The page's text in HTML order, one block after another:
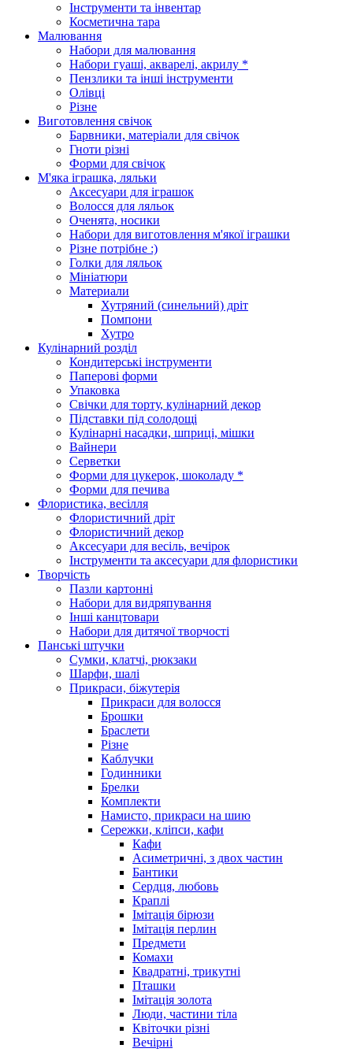
Інструменти та інвентар
Косметична тара
Малювання
Набори для малювання
Набори гуаші, акварелі, акрилу *
Пензлики та інші інструменти
Олівці
Різне
Виготовлення свічок
Барвники, матеріали для свічок
Гноти різні
Форми для свічок
М'яка іграшка, ляльки
Аксесуари для іграшок
Волосся для ляльок
Оченята, носики
Набори для виготовлення м'якої іграшки
Різне потрібне :)
Голки для ляльок
Мініатюри
Материали
Хутряний (синельний) дріт
Помпони
Хутро
Кулінарний розділ
Кондитерські інструменти
Паперові форми
Упаковка
Свічки для торту, кулінарний декор
Підставки під солодощі
Кулінарні насадки, шприці, мішки
Вайнери
Серветки
Форми для цукерок, шоколаду *
Форми для печива
Флористика, весілля
Флористичний дріт
Флористичний декор
Аксесуари для весіль, вечірок
Інструменти та аксесуари для флористики
Творчість
Пазли картонні
Набори для видряпування
Інші канцтовари
Набори для дитячої творчості
Панські штучки
Сумки, клатчі, рюкзаки
Шарфи, шалі
Прикраси, біжутерія
Прикраси для волосся
Брошки
Браслети
Різне
Каблучки
Годинники
Брелки
Комплекти
Намисто, прикраси на шию
Сережки, кліпси, кафи
Кафи
Асиметричні, з двох частин
Бантики
Сердця, любовь
Краплі
Імітація бірюзи
Імітація перлин
Предмети
Комахи
Квадратні, трикутні
Пташки
Імітація золота
Люди, частини тіла
Квіточки різні
Вечірні